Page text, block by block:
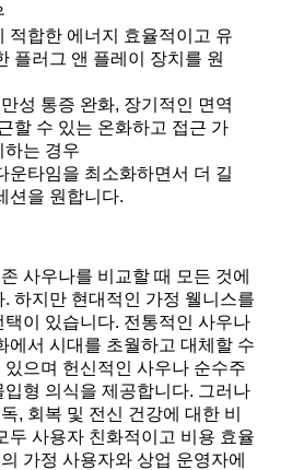
적합한 에너지 효율적이고 유
플러그 앤 플레이 장치를 원
성 통증 완화, 장기적인 면역
할 수 있는 온화하고 접근 가
하는 경우
운타임을 최소화하면서 더 길
션을 원합니다.
사우나를 비교할 때 모든 것에
하지만 현대적인 가정 웰니스를
이 있습니다. 전통적인 사우나
에서 시대를 초월하고 대체할 수
으며 헌신적인 사우나 순수주
형 의식을 제공합니다. 그러나
, 회복 및 전신 건강에 대한 비
두 사용자 친화적이고 비용 효율
가정 사용자와 상업 운영자에